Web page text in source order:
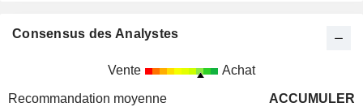
Consensus des Analystes
Vente Achat
Recommandation moyenne
ACCUMULER